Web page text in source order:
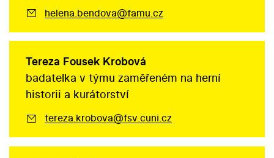
helena.bendova@famu.cz
Tereza Fousek Krobová
badatelka v týmu zaměřeném na herní
historii a kurátorství
tereza.krobova@fsv.cuni.cz